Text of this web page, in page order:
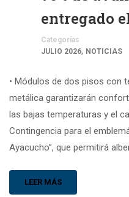
entregado
Categorías
JULIO 2026, NOTICIAS
• Módulos de dos pisos con
metálica garantizarán
las bajas temperaturas y el
Contingencia para el
Ayacucho”, que permitirá
LEER MÁS